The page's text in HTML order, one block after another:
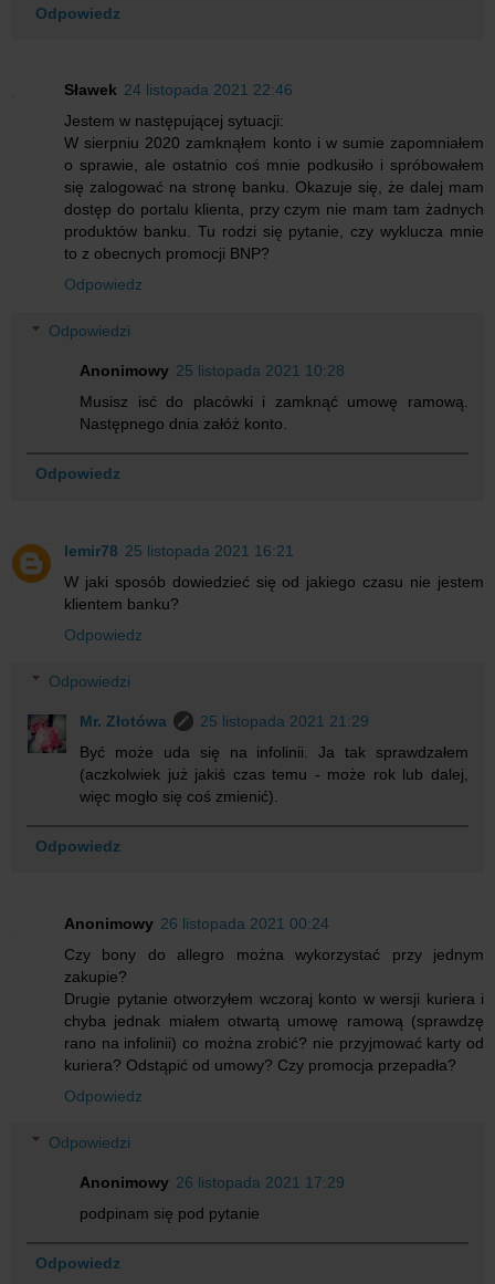
Odpowiedz
Sławek 24 listopada 2021 22:46
Jestem w następującej sytuacji:
W sierpniu 2020 zamknąłem konto i w sumie zapomniałem
o sprawie, ale ostatnio coś mnie podkusiło i spróbowałem
się zalogować na stronę banku. Okazuje się, że dalej mam
dostęp do portalu klienta, przy czym nie mam tam żadnych
produktów banku. Tu rodzi się pytanie, czy wyklucza mnie
to z obecnych promocji BNP?
Odpowiedz
Odpowiedzi
Anonimowy 25 listopada 2021 10:28
Musisz isć do placówki i zamknąć umowę ramową.
Następnego dnia załóż konto.
Odpowiedz
lemir78 25 listopada 2021 16:21
W jaki sposób dowiedzieć się od jakiego czasu nie jestem
klientem banku?
Odpowiedz
Odpowiedzi
Mr. Złotówa
25 listopada 2021 21:29
Być może uda się na infolinii. Ja tak sprawdzałem
(aczkolwiek już jakiś czas temu - może rok lub dalej,
więc mogło się coś zmienić).
Odpowiedz
Anonimowy 26 listopada 2021 00:24
Czy bony do allegro można wykorzystać przy jednym
zakupie?
Drugie pytanie otworzyłem wczoraj konto w wersji kuriera i
chyba jednak miałem otwartą umowę ramową (sprawdzę
rano na infolinii) co można zrobić? nie przyjmować karty od
kuriera? Odstąpić od umowy? Czy promocja przepadła?
Odpowiedz
Odpowiedzi
Anonimowy 26 listopada 2021 17:29
podpinam się pod pytanie
Odpowiedz